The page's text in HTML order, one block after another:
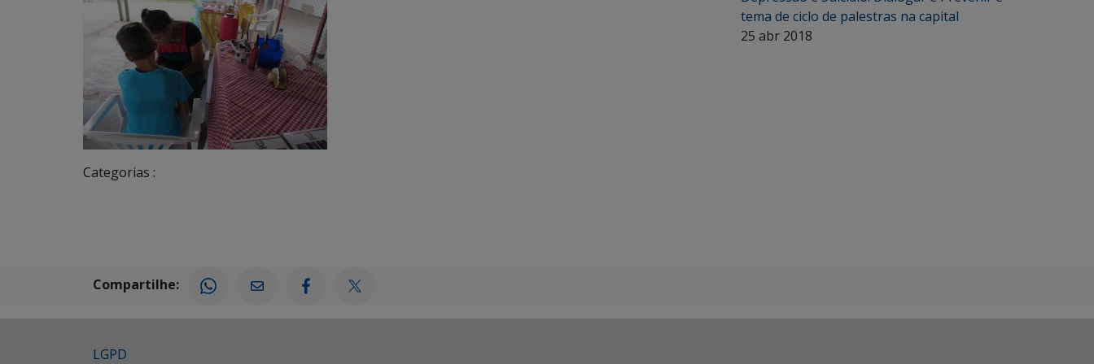
Categorias :
tema de ciclo de palestras na capital
25 abr 2018
Compartilhe:
LGPD